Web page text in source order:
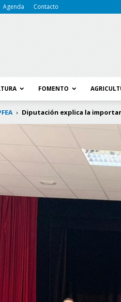
Agenda Contacto
FOMENTO
Diputación explica la